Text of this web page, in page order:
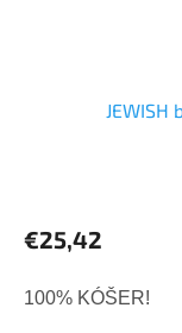
JEWISH
€25,42
100% KÓŠER!